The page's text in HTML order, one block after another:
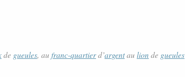
de gueules, au franc-quartierd’argentau lion de gueules